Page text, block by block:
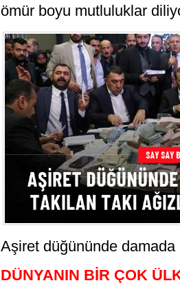
ömür boyu mutluluklar
Aşiret düğününde damada
DÜNYANIN BİR ÇOK